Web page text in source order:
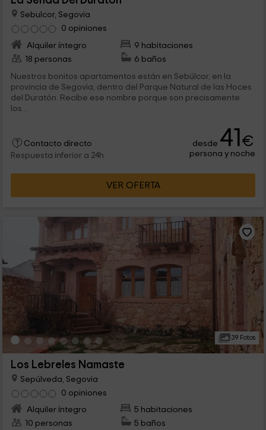
Sebulcor, Segovia
0 opiniones
Alquiler íntegro
9 habitaciones
18 personas
6 baños
Nuestros bonitos apartamentos están en Sebúlcor, en la
provincia de Segovia, dentro del Parque Natural de las Hoces
del Duratón. Recibe ese nombre porque son precisamente
los...
Contacto directo
Respuesta inferior a 24h
desde 41€
persona y noche
VER OFERTA
39 Fotos
Los Lebreles Namaste
Sepúlveda, Segovia
0 opiniones
Alquiler íntegro
5 habitaciones
10 personas
5 baños